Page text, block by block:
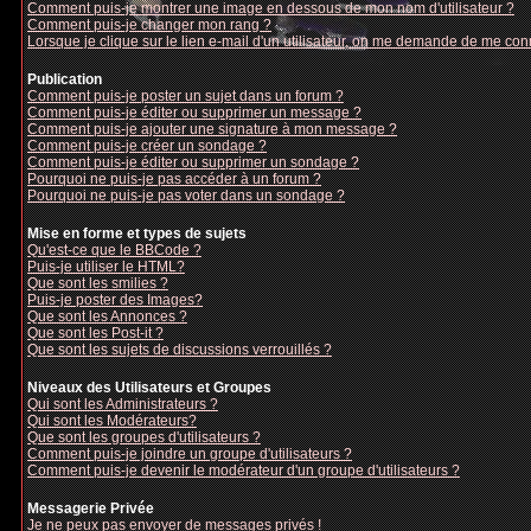
Comment puis-je montrer une image en dessous de mon nom d'utilisateur ?
Comment puis-je changer mon rang ?
Lorsque je clique sur le lien e-mail d'un utilisateur, on me demande de me
Publication
Comment puis-je poster un sujet dans un forum ?
Comment puis-je éditer ou supprimer un message ?
Comment puis-je ajouter une signature à mon message ?
Comment puis-je créer un sondage ?
Comment puis-je éditer ou supprimer un sondage ?
Pourquoi ne puis-je pas accéder à un forum ?
Pourquoi ne puis-je pas voter dans un sondage ?
Mise en forme et types de sujets
Qu'est-ce que le BBCode ?
Puis-je utiliser le HTML?
Que sont les smilies ?
Puis-je poster des Images?
Que sont les Annonces ?
Que sont les Post-it ?
Que sont les sujets de discussions verrouillés ?
Niveaux des Utilisateurs et Groupes
Qui sont les Administrateurs ?
Qui sont les Modérateurs?
Que sont les groupes d'utilisateurs ?
Comment puis-je joindre un groupe d'utilisateurs ?
Comment puis-je devenir le modérateur d'un groupe d'utilisateurs ?
Messagerie Privée
Je ne peux pas envoyer de messages privés !